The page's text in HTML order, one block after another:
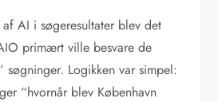
AI i søgeresultater blev det
primært ville besvare de
søgninger. Logikken var simpel:
“hvornår blev København